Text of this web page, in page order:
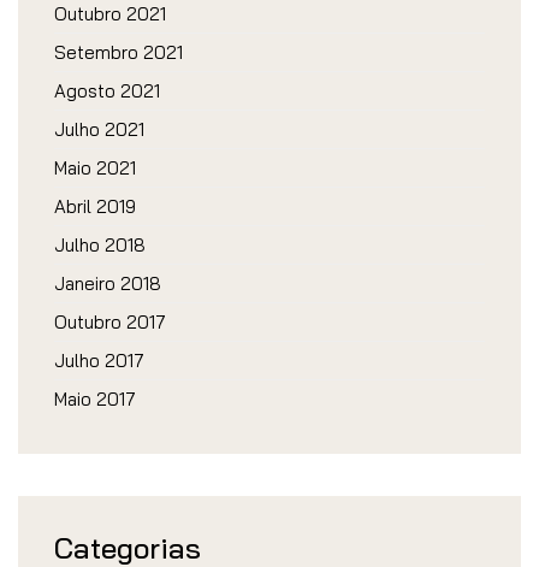
Outubro 2021
Setembro 2021
Agosto 2021
Julho 2021
Maio 2021
Abril 2019
Julho 2018
Janeiro 2018
Outubro 2017
Julho 2017
Maio 2017
Categorias